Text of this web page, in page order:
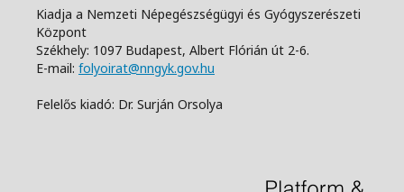
Kiadja a Nemzeti Népegészségügyi és Gyógyszerészeti
Központ
Székhely: 1097 Budapest, Albert Flórián út 2-6.
E-mail: folyoirat@nngyk.gov.hu
Felelős kiadó: Dr. Surján Orsolya